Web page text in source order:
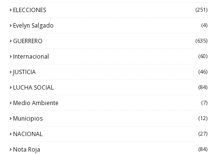
ELECCIONES (251)
Evelyn Salgado (4)
GUERRERO (635)
Internacional (60)
JUSTICIA (46)
LUCHA SOCIAL (84)
Medio Ambiente (7)
Municipios (12)
NACIONAL (27)
Nota Roja (84)